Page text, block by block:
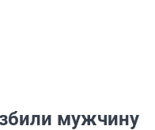
мужчину